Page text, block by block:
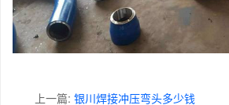
上一篇: 银川焊接冲压弯头多少钱